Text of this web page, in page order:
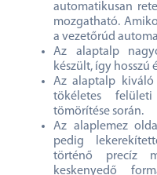
automatikusan
mozgatható.
a vezetőrúd
Az alaptalp
készült, így
Az alaptalp kiváló
tökéletes
tömörítése során.
Az alaplemez
pedig
történő precíz
keskenyedő